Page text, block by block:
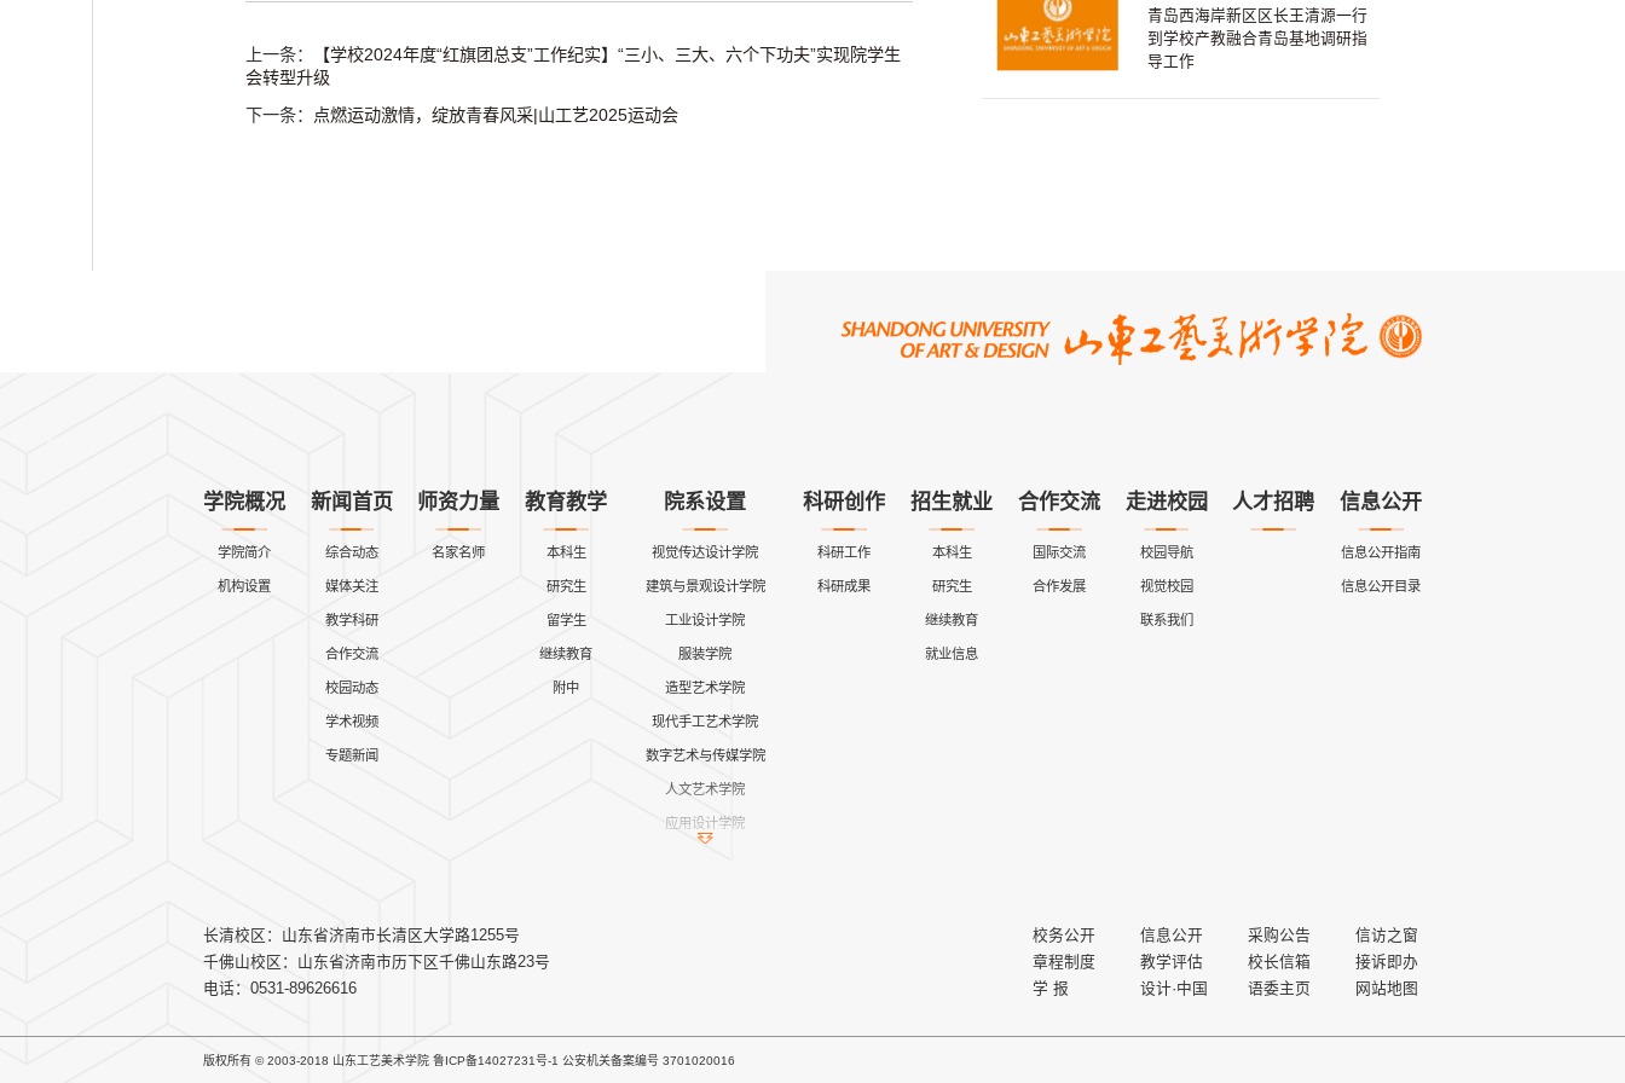
上一条：
【学校2024年度“红旗团总支”工作纪实】“三小、三大、六个下功夫”实现院学生
会转型升级
下一条：
点燃运动激情，绽放青春风采|山工艺2025运动会
青岛西海岸新区区长王清源一行
到学校产教融合青岛基地调研指
导工作
学院概况
学院简介
机构设置
新闻首页
综合动态
媒体关注
教学科研
合作交流
校园动态
学术视频
专题新闻
师资力量
名家名师
教育教学
本科生
研究生
留学生
继续教育
附中
院系设置
视觉传达设计学院
建筑与景观设计学院
工业设计学院
服装学院
造型艺术学院
现代手工艺术学院
数字艺术与传媒学院
人文艺术学院
应用设计学院
科研创作
科研工作
科研成果
招生就业
本科生
研究生
继续教育
就业信息
合作交流
国际交流
合作发展
走进校园
校园导航
视觉校园
联系我们
人才招聘 信息公开
信息公开指南
信息公开目录
长清校区：山东省济南市长清区大学路1255号
千佛山校区：山东省济南市历下区千佛山东路23号
电话：0531-89626616
校务公开 信息公开 采购公告
信访之窗
章程制度
教学评估 校长信箱
接诉即办
学 报
设计·中国 语委主页 网站地图
版权所有 © 2003-2018 山东工艺美术学院 鲁ICP备14027231号-1 公安机关备案编号 3701020016